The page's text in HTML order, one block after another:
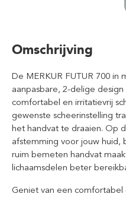
Omschrijving
De MERKUR FUTUR 700 in
aanpasbare, 2-delige
comfortabel en irritatievrij
gewenste scheerinstelling
het handvat te draaien. Op
afstemming voor jouw huid,
ruim bemeten handvat
lichaamsdelen beter
Geniet van een